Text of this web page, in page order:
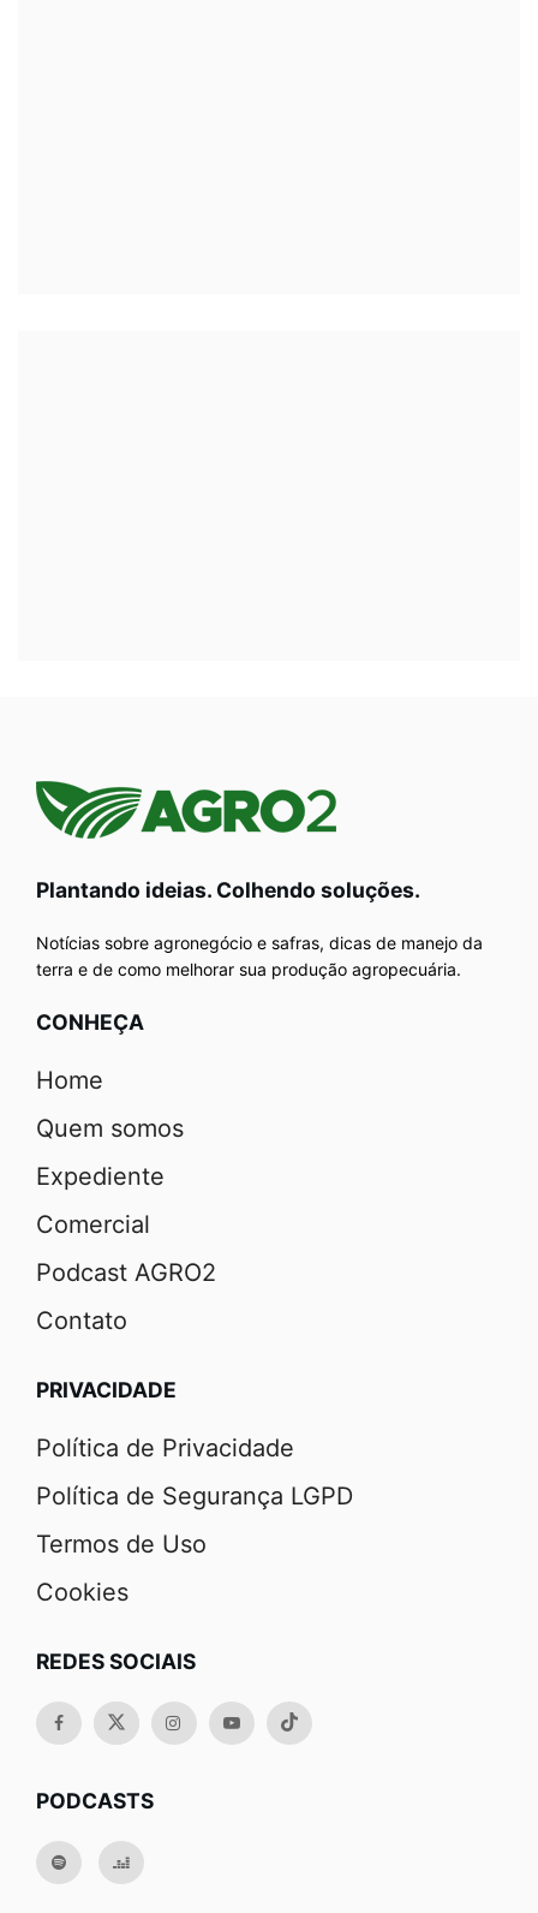
Plantando ideias. Colhendo soluções.
Notícias sobre agronegócio e safras, dicas de manejo da
terra e de como melhorar sua produção agropecuária.
CONHEÇA
Home
Quem somos
Expediente
Comercial
Podcast AGRO2
Contato
PRIVACIDADE
Política de Privacidade
Política de Segurança LGPD
Termos de Uso
Cookies
REDES SOCIAIS
PODCASTS